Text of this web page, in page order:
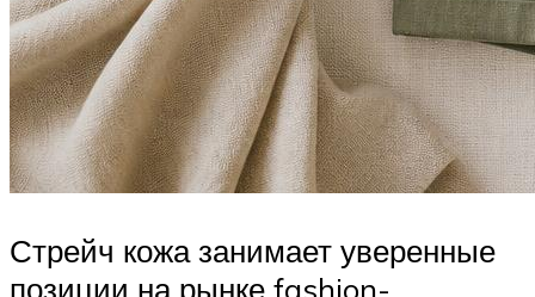
Стрейч кожа занимает уверенные
позиции на рынке fashion-